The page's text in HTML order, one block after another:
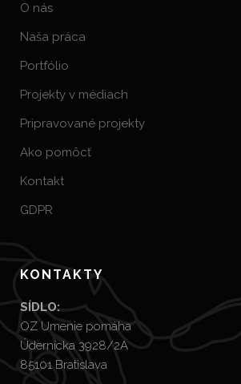
O nás
Naša práca
Portfólio
Projekty v médiach
Pripravované projekty
Ako pomôcť
Kontakt
GDPR
KONTAKTY
SÍDLO:
OZ Umenie pomáha
Údernícka 3928/2A
85101 Bratislava